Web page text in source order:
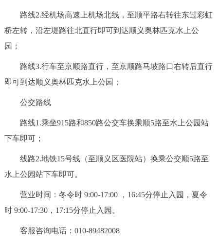
路线2.经机场高速上机场北线，至顺平路右转往东过彩虹
桥左转，沿左堤路往北直行即可到达顺义奥林匹克水上公
园；
路线3.行车至京顺路直行，至京顺路马坡路口右转后直行
即可到达顺义奥林匹克水上公园；
公交路线
路线1.乘坐915路和850路公交车换乘顺5路至水上公园站
下车即可；
线路2.地铁15号线（至顺义区医院站）换乘公交顺5路至
水上公园站下车即可。
营业时间：冬令时 9:00-17:00 ，16:45分停止入园，夏令
时 9:00-17:30，17:15分停止入园。
客服咨询电话：010-89482008